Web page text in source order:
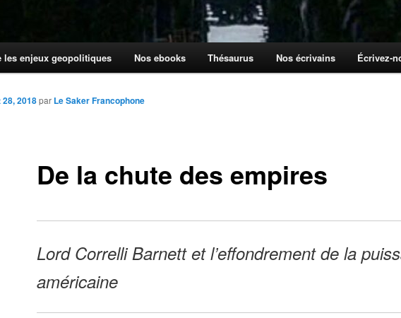
les enjeux geopolitiques Nos ebooks Thésaurus Nos écrivains Écrivez-
De la chute des empires
2018par Le Saker Francophone
Lord Correlli Barnett et l’effondrement de la
américaine